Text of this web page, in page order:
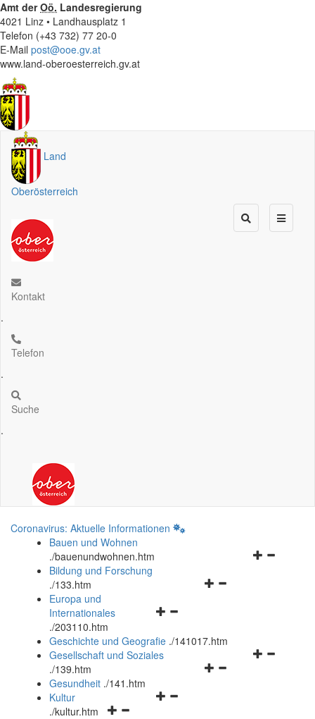
Amt derOö. Landesregierung
4021 Linz • Landhausplatz 1
Telefon (+43 732) 77 20-0
E-Mail post@ooe.gv.at
www.land-oberoesterreich.gv.at
Land
Oberösterreich
Kontakt
.
Telefon
.
Suche
.
Coronavirus: Aktuelle Informationen
Bauen und Wohnen
./bauenundwohnen.htm
Navigationsmenü
Bildung und Forschung
./133.htm
Navigationsmenü
und
schließen
Europa und
Internationales
./203110.htm
Geschichte und Geografie ./141017.htm
Navigationsmenü
Gesellschaft und Soziales
./139.htm
Navigationsmenü
Gesundheit ./141.htm
Navigationsmenü
Kultur
./kultur.htm